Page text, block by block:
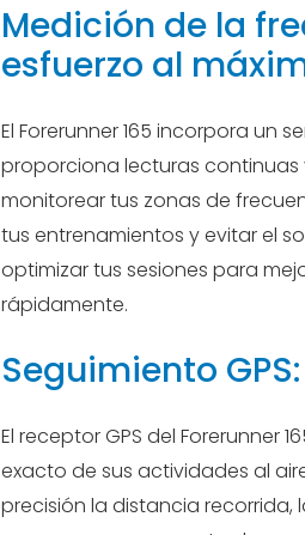
Medición de la
esfuerzo al
El Forerunner 165 incorpora
proporciona lecturas continuas
monitorear tus zonas de
tus entrenamientos y evitar el
optimizar tus sesiones para
rápidamente.
Seguimiento
El receptor GPS del Forerunner
exacto de sus actividades al
precisión la distancia recorrida,